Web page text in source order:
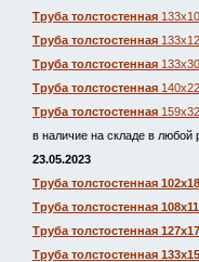
Труба толстостенная 133х10
Труба толстостенная 133х12
Труба толстостенная 133х30
Труба толстостенная 140х22
Труба толстостенная 159х32
в наличие на складе в любой
23.05.2023
Труба толстостенная 102х18
Труба толстостенная 108х11
Труба толстостенная 127х17
Труба толстостенная 133х15